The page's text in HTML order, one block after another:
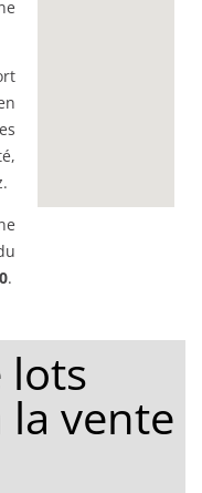
.
lots
vente